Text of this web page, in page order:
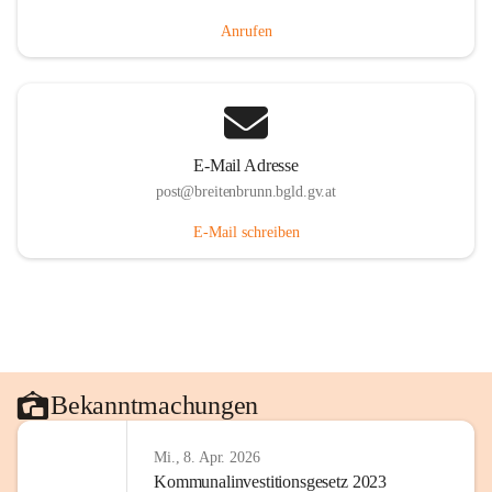
Anrufen
E-Mail Adresse
post@breitenbrunn.bgld.gv.at
E-Mail schreiben
Bekanntmachungen
Mi., 8. Apr. 2026
Kommunalinvestitionsgesetz 2023